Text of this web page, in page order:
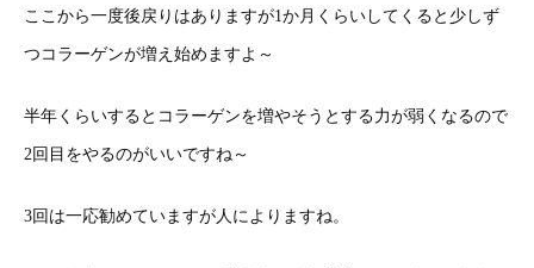
ここから一度後戻りはありますが1か月くらいしてくると少しず
つコラーゲンが増え始めますよ～
半年くらいするとコラーゲンを増やそうとする力が弱くなるので
2回目をやるのがいいですね～
3回は一応勧めていますが人によりますね。